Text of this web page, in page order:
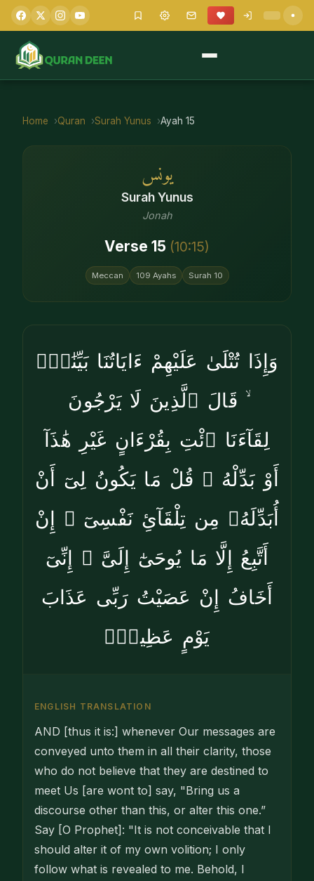
Home Quran Surah Yunus Ayah 15
يونس
SurahYunus
Jonah
Verse 15 (10:15)
Meccan 109 Ayahs Surah 10
وَإِذَا تُتْلَىٰ عَلَيْهِمْ ءَايَاتُنَا بَيِّنَٰتٍۢ
ۙ قَالَ ٱلَّذِينَ لَا يَرْجُونَ
لِقَآءَنَا ٱئْتِ بِقُرْءَانٍ غَيْرِ هَٰذَآ
أَوْ بَدِّلْهُ ۚ قُلْ مَا يَكُونُ لِىٓ أَنْ
أُبَدِّلَهُۥ مِن تِلْقَآئِ نَفْسِىٓ ۖ إِنْ
أَتَّبِعُ إِلَّا مَا يُوحَىٰٓ إِلَىَّ ۖ إِنِّىٓ
أَخَافُ إِنْ عَصَيْتُ رَبِّى عَذَابَ
يَوْمٍ عَظِيمٍۢ
ENGLISH TRANSLATION
AND [thus it is:] whenever Our messages are
conveyed unto them in all their clarity, those
who do not believe that they are destined to
meet Us [are wont to] say, "Bring us a
discourse other than this, or alter this one.”
Say [O Prophet]: "It is not conceivable that I
should alter it of my own volition; I only
follow what is revealed to me. Behold, I